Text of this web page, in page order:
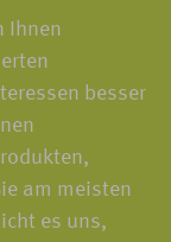
Ihnen
besser
am meisten
es uns,